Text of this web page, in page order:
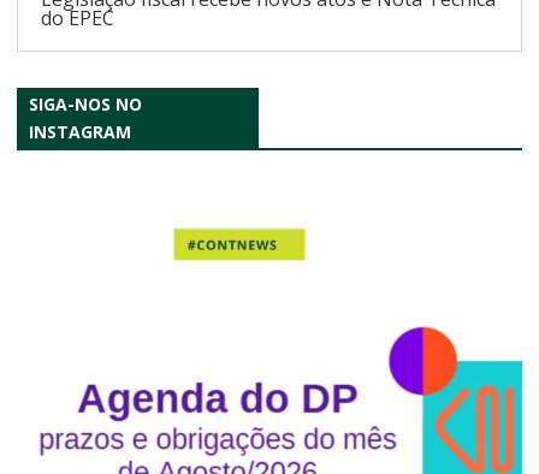
do EPEC
SIGA-NOS NO
INSTAGRAM